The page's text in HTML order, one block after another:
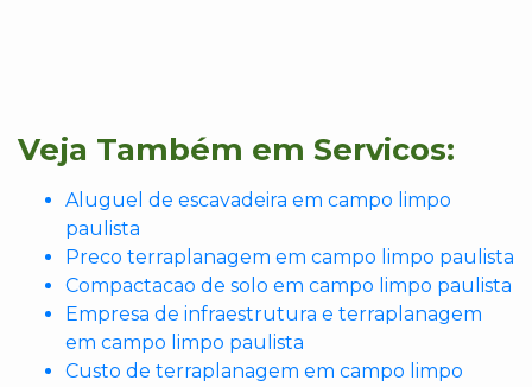
Veja Também em Servicos:
Aluguel de escavadeira em campo limpo
paulista
Preco terraplanagem em campo limpo paulista
Compactacao de solo em campo limpo paulista
Empresa de infraestrutura e terraplanagem
em campo limpo paulista
Custo de terraplanagem em campo limpo